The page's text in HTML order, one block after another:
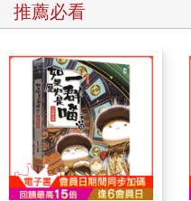
問題。但是在十七世紀，人們
式已經足夠準確，能夠有效預
了今天，速度最快的火箭也遠
看，完全符合阿波羅八號太空
麼飛，牛頓說了算。」
疫情模型也是類似狀況，雖然
模型過於簡單，忽略了真實世
以產出可靠的短中期預測，就
相關概念就是所謂的「玩具模
與真實世界差異甚大的模型，
推薦必看